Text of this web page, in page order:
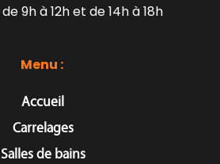
Menu :
Accueil
Carrelages
Salles de bains
de 9h à 12h et de 14h à 18h